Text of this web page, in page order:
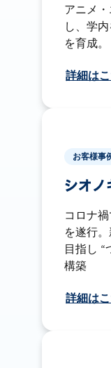
アニメ
し、学
を育成。
詳細は
お客様事
シオノ
コロナ
を遂行
目指し “
構築
詳細は